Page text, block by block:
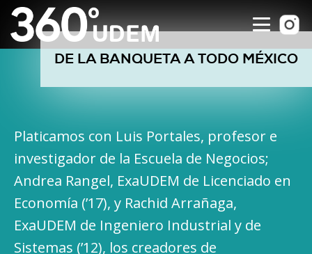
DE LA BANQUETA A TODO MÉXICO
Platicamos con Luis Portales, profesor e
investigador de la Escuela de Negocios;
Andrea Rangel, ExaUDEM de Licenciado en
Economía (’17), y Rachid Arrañaga,
ExaUDEM de Ingeniero Industrial y de
Sistemas (’12), los creadores de